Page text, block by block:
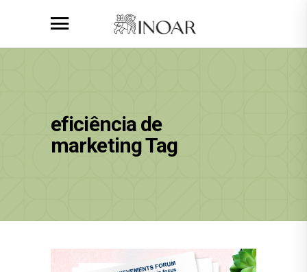
eficiência de
marketing Tag